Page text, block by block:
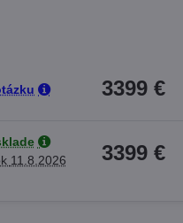
3399 €
11.8.2026 3399 €